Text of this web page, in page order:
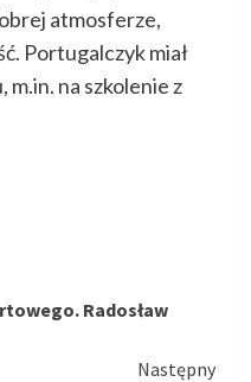
atmosferze,
Portugalczyk miał
na szkolenie z
Radosław
Następny